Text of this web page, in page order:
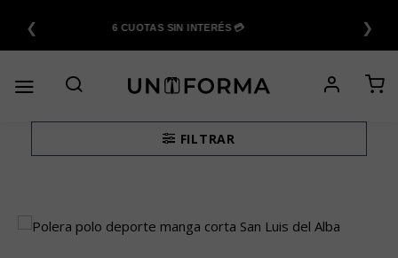
contenido
❮ 6 CUOTAS SIN INTERÉS 💳 ❯
FILTRAR